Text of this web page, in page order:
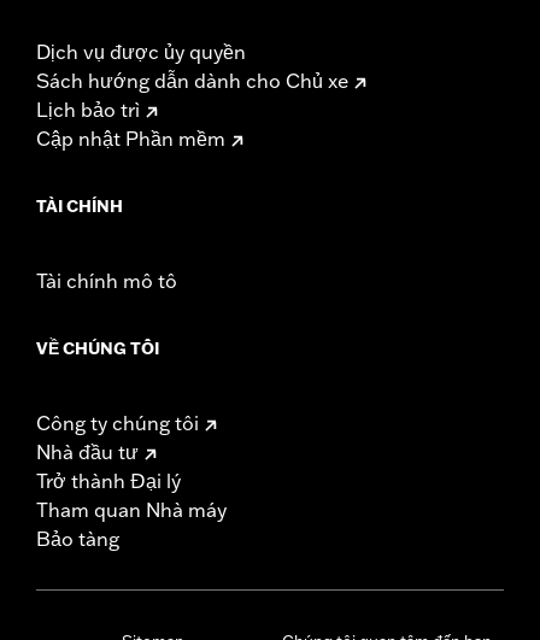
Dịch vụ được ủy quyền
Sách hướng dẫn dành cho Chủ xe
Lịch bảo trì
Cập nhật Phần mềm
TÀI CHÍNH
Tài chính mô tô
VỀ CHÚNG TÔI
Công ty chúng tôi
Nhà đầu tư
Trở thành Đại lý
Tham quan Nhà máy
Bảo tàng